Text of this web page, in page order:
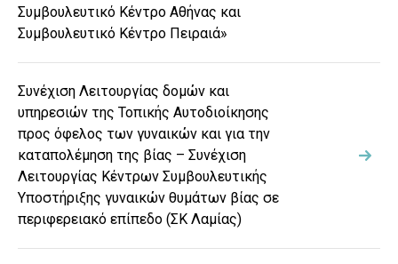
Συμβουλευτικό Κέντρο Αθήνας και
Συμβουλευτικό Κέντρο Πειραιά»
Συνέχιση Λειτουργίας δομών και
υπηρεσιών της Τοπικής Αυτοδιοίκησης
προς όφελος των γυναικών και για την
καταπολέμηση της βίας – Συνέχιση
Λειτουργίας Κέντρων Συμβουλευτικής
Υποστήριξης γυναικών θυμάτων βίας σε
περιφερειακό επίπεδο (ΣΚ Λαμίας)